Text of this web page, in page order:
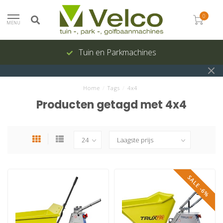
MENU
0
Tuin en Parkmachines
Home Tags 4x4
Producten getagd met 4x4
SALE -6%